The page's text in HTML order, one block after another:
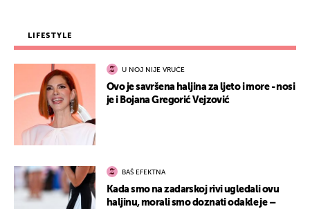
LIFESTYLE
U NOJ NIJE VRUĆE
Ovo je savršena haljina za ljeto i more - nosi
je i Bojana Gregorić Vejzović
BAŠ EFEKTNA
Kada smo na zadarskoj rivi ugledali ovu
haljinu, morali smo doznati odakle je –